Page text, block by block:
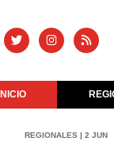
REGIONALES | 2 JUN